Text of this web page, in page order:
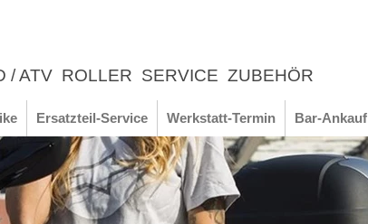
/ ATV ROLLER SERVICE ZUBEHÖR
Ersatzteil-Service Werkstatt-Termin Bar-Ankauf